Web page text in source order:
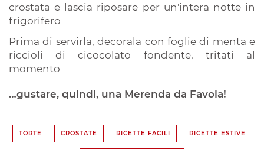
crostata e lascia riposare per un'intera notte in
frigorifero
Prima di servirla, decorala con foglie di menta e
riccioli di cicocolato fondente, tritati al
momento
…gustare, quindi, una Merenda da Favola!
TORTE CROSTATE RICETTE FACILI RICETTE ESTIVE